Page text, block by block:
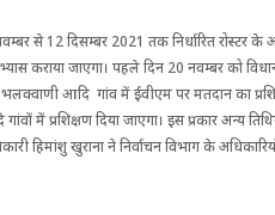
से 12 दिसम्बर 2021 तक निर्धारित रोस्टर के
कराया जाएगा। पहले दिन 20 नवम्बर को
आदि गांव में ईवीएम पर मतदान का
में प्रशिक्षण दिया जाएगा। इस प्रकार अन्य
हिमांशु खुराना ने निर्वाचन विभाग के